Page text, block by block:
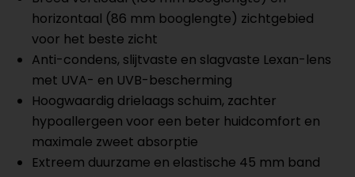
horizontaal (86 mm booglengte) zichtgebied
voor het beste zicht
Anti-condens, slijtvaste en slagvaste Lexan-lens
met UVA- en UVB-bescherming
Hoogwaardig drielaags schuim, zachter
hypoallergeen voor een beter huidcomfort en
maximale zweet absorptie
Extreem duurzame en elastische 45 mm band